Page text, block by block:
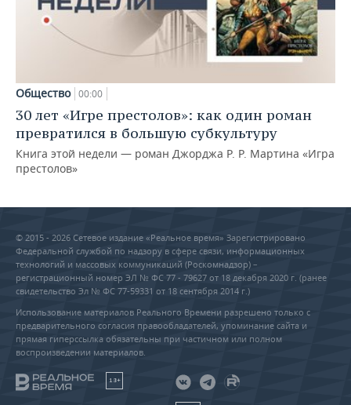
Общество 00:00
30 лет «Игре престолов»: как один роман
превратился в большую субкультуру
Книга этой недели — роман Джорджа Р. Р. Мартина «Игра
престолов»
© 2015 - 2026 Сетевое издание «Реальное время» Зарегистрировано
Федеральной службой по надзору в сфере связи, информационных
технологий и массовых коммуникаций (Роскомнадзор) –
регистрационный номер ЭЛ № ФС 77 - 79627 от 18 декабря 2020 г. (ранее
свидетельство Эл № ФС 77-59331 от 18 сентября 2014 г.)
Использование материалов Реального Времени разрешено только с
предварительного согласия правообладателей, упоминание сайта и
прямая гиперссылка обязательны при частичном или полном
воспроизведении материалов.
18+